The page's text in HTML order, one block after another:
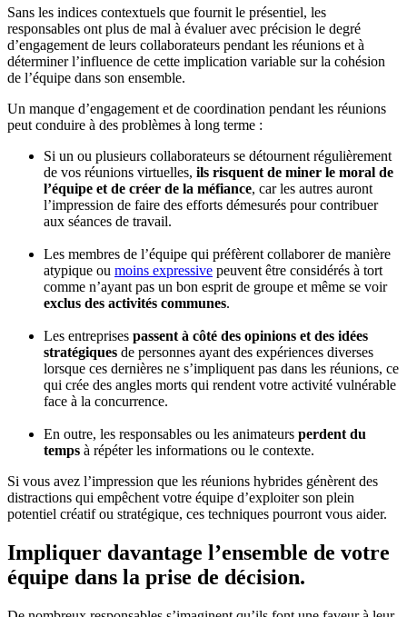
Sans les indices contextuels que fournit le présentiel, les
responsables ont plus de mal à évaluer avec précision le degré
d’engagement de leurs collaborateurs pendant les réunions et à
déterminer l’influence de cette implication variable sur la cohésion
de l’équipe dans son ensemble.
Un manque d’engagement et de coordination pendant les réunions
peut conduire à des problèmes à long terme :
Si un ou plusieurs collaborateurs se détournent régulièrement
de vos réunions virtuelles, ils risquent de miner le moral de
l’équipe et de créer de la méfiance, car les autres auront
l’impression de faire des efforts démesurés pour contribuer
aux séances de travail.
Les membres de l’équipe qui préfèrent collaborer de manière
atypique ou moins expressive peuvent être considérés à tort
comme n’ayant pas un bon esprit de groupe et même se voir
exclus des activités communes.
Les entreprises passent à côté des opinions et des idées
stratégiques de personnes ayant des expériences diverses
lorsque ces dernières ne s’impliquent pas dans les réunions, ce
qui crée des angles morts qui rendent votre activité vulnérable
face à la concurrence.
En outre, les responsables ou les animateurs perdent du
temps à répéter les informations ou le contexte.
Si vous avez l’impression que les réunions hybrides génèrent des
distractions qui empêchent votre équipe d’exploiter son plein
potentiel créatif ou stratégique, ces techniques pourront vous aider.
Impliquer davantage l’ensemble de votre
équipe dans la prise de décision.